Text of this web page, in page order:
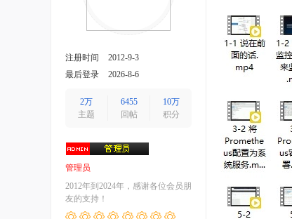
注册时间
2012-9-3
最后登录
2026-8-6
2万
主题
6455
回帖
10万
积分
管理员
2012年到2024年，感谢各位会员朋
友的支持！